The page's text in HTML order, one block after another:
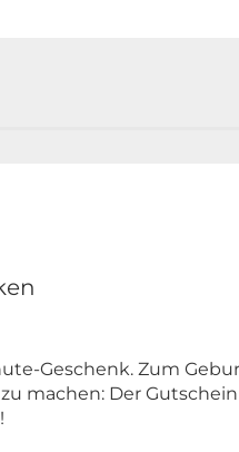
Geschenk. Zum
machen: Der